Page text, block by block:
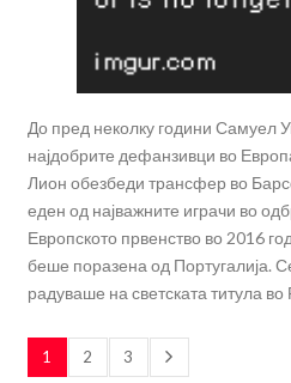
До пред неколку години Самуел
најдобрите дефанзивци во
Лион обезбеди трансфер во
еден од најважните играчи во
Европското првенство во 2016
беше поразена од Португалија.
радуваше на светската титула во
1 2 3